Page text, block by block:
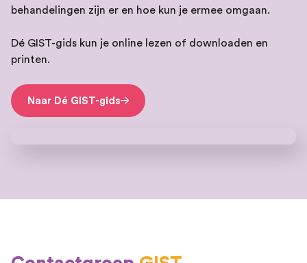
behandelingen zijn er en hoe kun je ermee omgaan.
Dé GIST-gids kun je online lezen of downloaden en
printen.
Naar Dé GIST-gids